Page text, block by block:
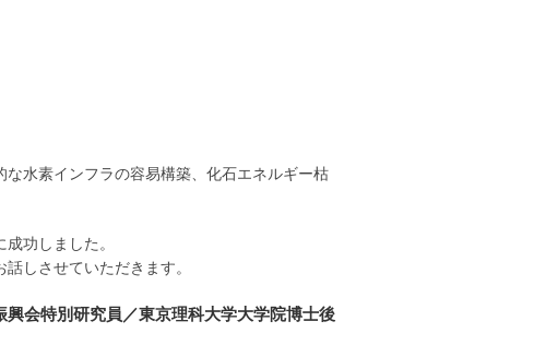
水素インフラの容易構築、化石エネルギー枯
功しました。
しさせていただきます。
会特別研究員／東京理科大学大学院博士後